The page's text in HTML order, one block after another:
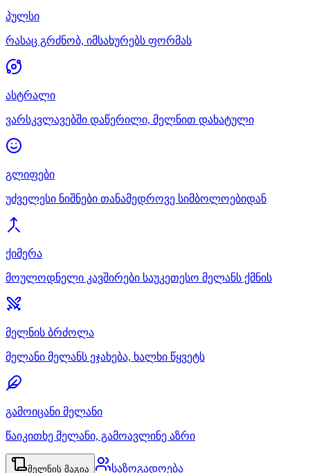
პულსი
რასაც გრძნობ, იმსახურებს ფორმას
ასტრალი
ვარსკვლავებში დაწერილი, მელნით დახატული
გლიფები
უძველესი ნიშნები თანამედროვე სიმბოლოებიდან
ქიმერა
მოულოდნელი კავშირები საუკეთესო მელანს ქმნის
მელნის ბრძოლა
მელანი მელანს ეჯახება, ხალხი წყვეტს
გამოიცანი მელანი
წაიკითხე მელანი, გამოავლინე აზრი
მელნის მაგია საზოგადოება